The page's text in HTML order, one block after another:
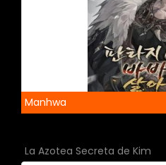
Manhwa
La Azotea Secreta de Kim